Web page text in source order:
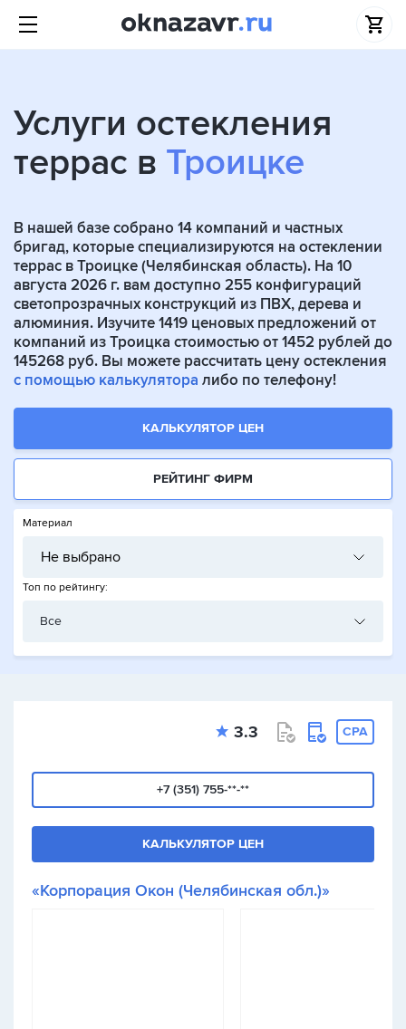
Услуги остекления
террас в Троицке
В нашей базе собрано 14 компаний и частных
бригад, которые специализируются на остеклении
террас в Троицке (Челябинская область). На 10
августа 2026 г. вам доступно 255 конфигураций
светопрозрачных конструкций из ПВХ, дерева и
алюминия. Изучите 1419 ценовых предложений от
компаний из Троицка стоимостью от 1452 рублей до
145268 руб. Вы можете рассчитать цену остекления
с помощью калькулятора либо по телефону!
КАЛЬКУЛЯТОР ЦЕН
РЕЙТИНГ ФИРМ
Материал
Не выбрано
Топ по рейтингу:
Все
3.3 CPA
+7 (351) 755-**-**
КАЛЬКУЛЯТОР ЦЕН
«Корпорация Окон (Челябинская обл.)»